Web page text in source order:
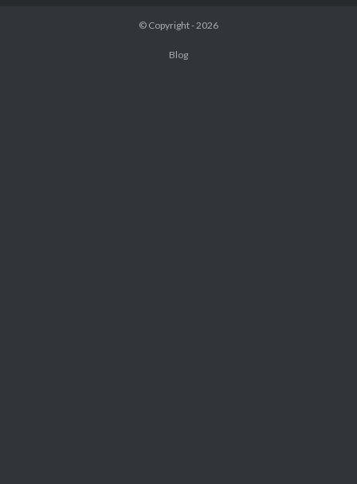
© Copyright - 2026
Blog